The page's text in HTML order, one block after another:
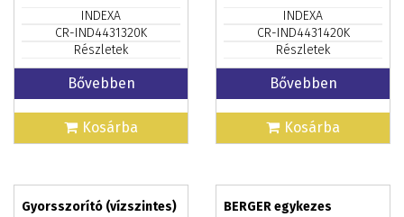
INDEXA
CR-IND4431320K
Részletek
Bővebben
Kosárba
INDEXA
CR-IND4431420K
Részletek
Bővebben
Kosárba
Gyorsszorító (vízszintes)
BERGER egykezes